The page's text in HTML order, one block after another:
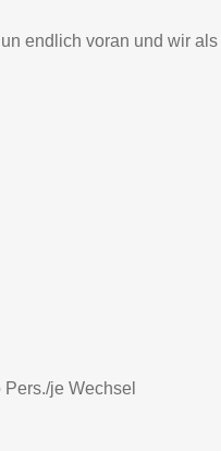
endlich voran und wir
je Wechsel